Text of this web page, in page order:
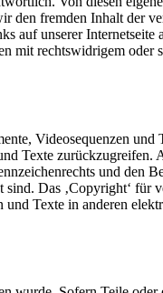
fremden Inhalt der
unserer Internetseite
mit rechtswidrigem
Videosequenzen und
Texte zurückzugreifen.
und den
Das ‚Copyright‘
Texte in anderen